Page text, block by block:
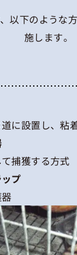
以下のような
施します。
に設置し、粘
捕獲する方式
プ